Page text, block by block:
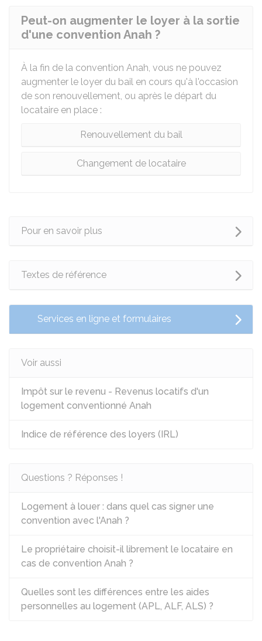
Peut-on augmenter le loyer à la sortie
d'une convention Anah ?
À la fin de la convention Anah, vous ne pouvez
augmenter le loyer du bail en cours qu'à l'occasion
de son renouvellement, ou après le départ du
locataire en place :
Renouvellement du bail
Changement de locataire
Pour en savoir plus
Textes de référence
Services en ligne et formulaires
Voir aussi
Impôt sur le revenu - Revenus locatifs d'un
logement conventionné Anah
Indice de référence des loyers (IRL)
Questions ? Réponses !
Logement à louer : dans quel cas signer une
convention avec l'Anah ?
Le propriétaire choisit-il librement le locataire en
cas de convention Anah ?
Quelles sont les différences entre les aides
personnelles au logement (APL, ALF, ALS) ?